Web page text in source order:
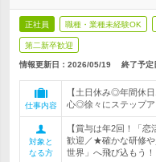
正社員 職種・業種未経験OK
第二新卒歓迎
情報更新日：2026/05/19 終了予定
仕事内容
【土日休み◎年間休
心◎徐々にステップア
対象と
なる方
【賞与は年2回！「
歓迎／★確かな研修や
世界」へ飛び込もう！